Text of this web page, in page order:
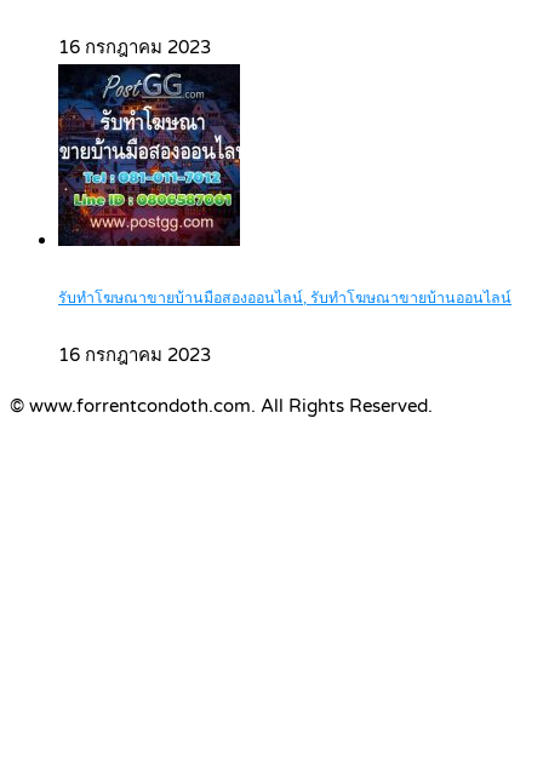
16 กรกฎาคม 2023
รับทำโฆษณาขายบ้านมือสองออนไลน์, รับทำโฆษณาขายบ้านออนไลน์
16 กรกฎาคม 2023
© www.forrentcondoth.com. All Rights Reserved.